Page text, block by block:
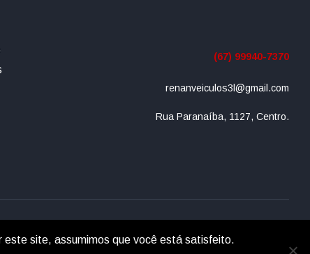
(67) 99940-7370
renanveiculos3l@gmail.com
Rua Paranaíba, 1127, Centro.
este site, assumimos que você está satisfeito.